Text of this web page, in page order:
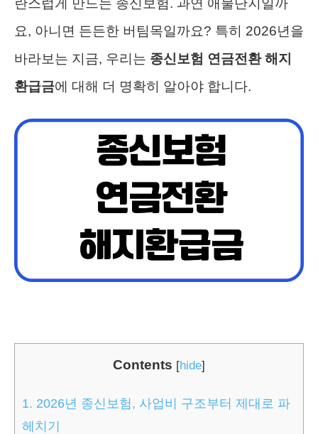
란스럽게 만드는 종신보험. 과연 애물단지일까
요, 아니면 든든한 버팀목일까요? 특히 2026년을
바라보는 지금, 우리는 종신보험 연금전환 해지
환급금에 대해 더 명확히 알아야 합니다.
Contents [hide]
1. 2026년 종신보험, 사업비 구조부터 제대로 파
헤치기